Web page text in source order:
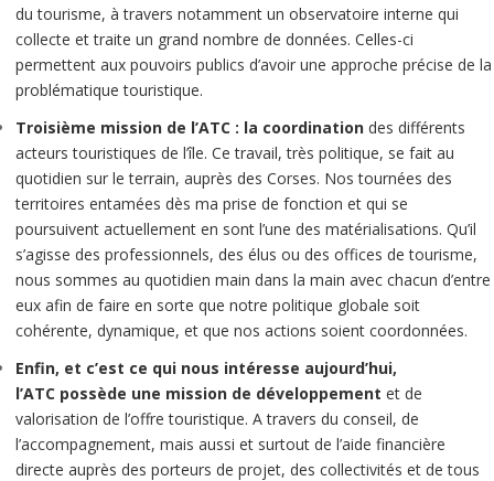
du tourisme, à travers notamment un observatoire interne qui
collecte et traite un grand nombre de données. Celles-ci
permettent aux pouvoirs publics d’avoir une approche précise de la
problématique touristique.
Troisième mission de l’ATC : la coordination des différents
acteurs touristiques de l’île. Ce travail, très politique, se fait au
quotidien sur le terrain, auprès des Corses. Nos tournées des
territoires entamées dès ma prise de fonction et qui se
poursuivent actuellement en sont l’une des matérialisations. Qu’il
s’agisse des professionnels, des élus ou des offices de tourisme,
nous sommes au quotidien main dans la main avec chacun d’entre
eux afin de faire en sorte que notre politique globale soit
cohérente, dynamique, et que nos actions soient coordonnées.
Enfin, et c’est ce qui nous intéresse aujourd’hui,
l’ATC possède une mission de développement et de
valorisation de l’offre touristique. A travers du conseil, de
l’accompagnement, mais aussi et surtout de l’aide financière
directe auprès des porteurs de projet, des collectivités et de tous